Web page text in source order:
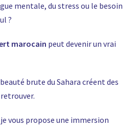
mentale, du stress ou le besoin
?
marocain peut devenir un vrai
brute du Sahara créent des
vous propose une immersion